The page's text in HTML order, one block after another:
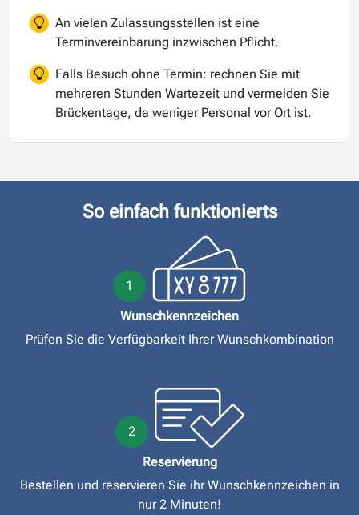
An vielen Zulassungsstellen ist eine
Terminvereinbarung inzwischen Pflicht.
Falls Besuch ohne Termin: rechnen Sie mit
mehreren Stunden Wartezeit und vermeiden Sie
Brückentage, da weniger Personal vor Ort ist.
So einfach funktionierts
1
Wunschkennzeichen
Prüfen Sie die Verfügbarkeit Ihrer Wunschkombination
2
Reservierung
Bestellen und reservieren Sie ihr Wunschkennzeichen in
nur 2 Minuten!